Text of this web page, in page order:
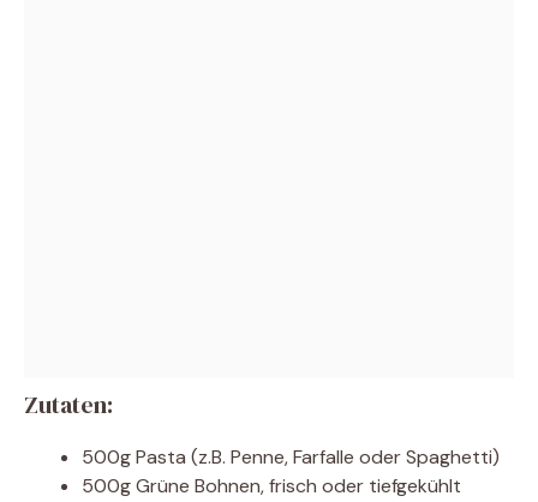
Zutaten:
500g Pasta (z.B. Penne, Farfalle oder Spaghetti)
500g Grüne Bohnen, frisch oder tiefgekühlt